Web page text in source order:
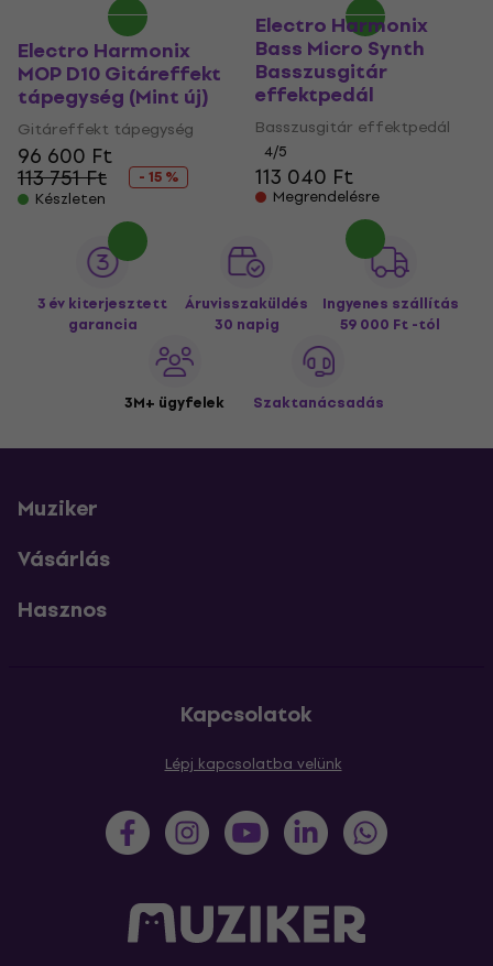
Electro Harmonix
MOP D10 Gitáreffekt
tápegység (Mint új)
Gitáreffekt tápegység
96 600 Ft
113 751 Ft
- 15 %
Készleten
Electro Harmonix
Bass Micro Synth
Basszusgitár
effektpedál
Basszusgitár effektpedál
4/5
113 040 Ft
Megrendelésre
3 év kiterjesztett
garancia
Áruvisszaküldés
30 napig
Ingyenes szállítás
59 000 Ft -tól
3M+ ügyfelek Szaktanácsadás
Muziker
Vásárlás
Hasznos
Kapcsolatok
Lépj kapcsolatba velünk